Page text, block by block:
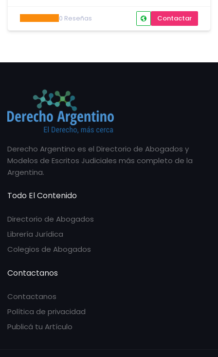
0 Reseñas Contactar
Derecho Argentino es el Directorio de Abogados y
Modelos de Escritos Judiciales más completo de la
Argentina.
Todo El Contenido
Directorio de Abogados
Librería Jurídica
Colegios de Abogados
Contactanos
Contactanos
Política de privacidad
Publicá tu Artículo